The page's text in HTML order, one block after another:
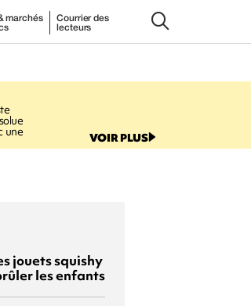
marchés
Courrier des
lecteurs
une VOIR PLUS
jouets squishy
les enfants